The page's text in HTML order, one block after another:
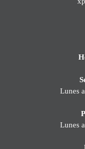
Lunes
Lunes